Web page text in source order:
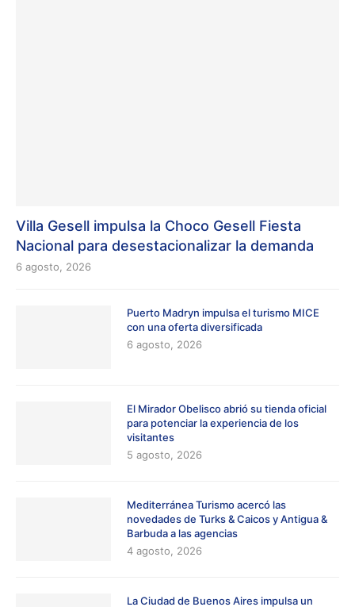
Villa Gesell impulsa la Choco Gesell Fiesta
Nacional para desestacionalizar la demanda
6 agosto, 2026
Puerto Madryn impulsa el turismo MICE
con una oferta diversificada
6 agosto, 2026
El Mirador Obelisco abrió su tienda oficial
para potenciar la experiencia de los
visitantes
5 agosto, 2026
Mediterránea Turismo acercó las
novedades de Turks & Caicos y Antigua &
Barbuda a las agencias
4 agosto, 2026
La Ciudad de Buenos Aires impulsa un